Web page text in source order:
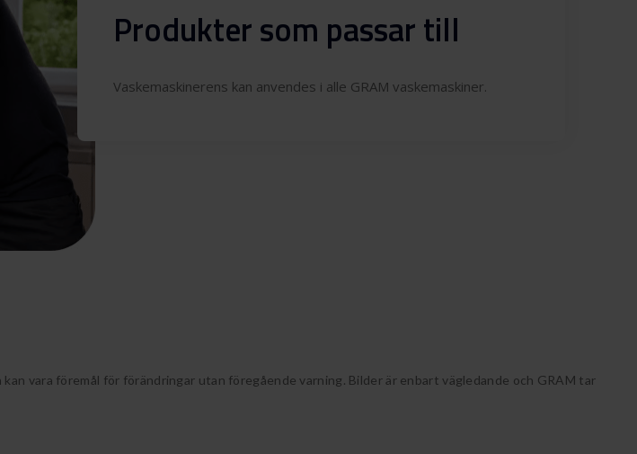
Produkter som passar till
Vaskemaskinerens kan anvendes i alle GRAM vaskemaskiner.
vara föremål för förändringar utan föregående varning. Bilder är enbart vägledande och GRAM tar